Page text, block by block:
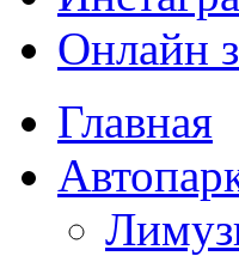
Онлайн
Главная